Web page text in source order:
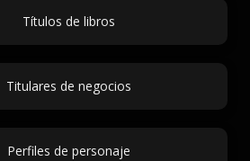
Títulos de libros
Titulares de negocios
Perfiles de personaje